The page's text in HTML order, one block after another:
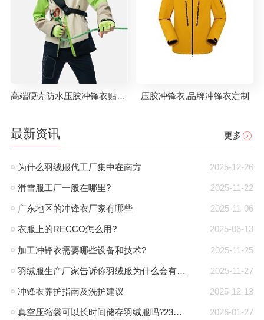
高端硬壳防水压胶冲锋衣贴牌代工 压胶冲锋衣,品牌冲锋衣定制
最新资讯 更多
2025-12-26
为什么羽绒服代工厂集中在南方
2025-11-22
滑雪服工厂一般在哪里?
2025-11-06
广东地区的冲锋衣厂家有哪些
2025-06-13
衣服上的RECCO怎么用?
2025-11-25
加工冲锋衣需要哪些设备和技术?
2025-11-27
羽绒服生产厂家告诉你羽绒服为什么会有钻绒？
2025-12-13
冲锋衣养护指南及洗护建议
2026-01-27
真空压缩袋可以长时间储存羽绒服吗?23年工厂专业解答